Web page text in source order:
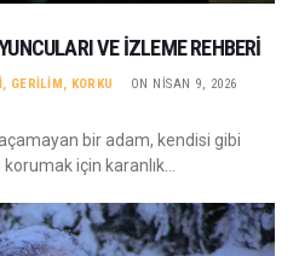
VE İZLEME REHBERI
, GERILIM, KORKU
ON NISAN 9, 2026
bir adam, kendisi gibi
için karanlık…